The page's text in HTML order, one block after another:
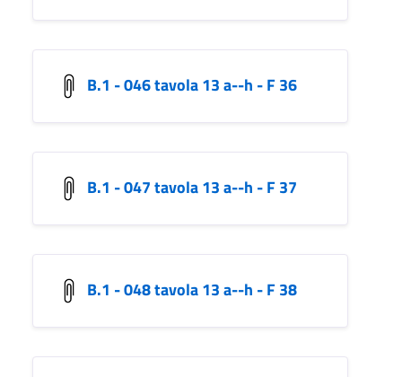
B.1 - 046 tavola 13 a--h - F 36
B.1 - 047 tavola 13 a--h - F 37
B.1 - 048 tavola 13 a--h - F 38